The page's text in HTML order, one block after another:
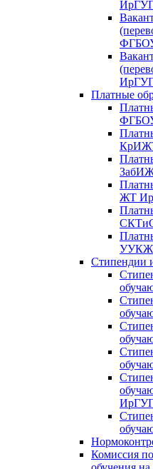
Платные
ЖТ
Стипендии
Комиссия